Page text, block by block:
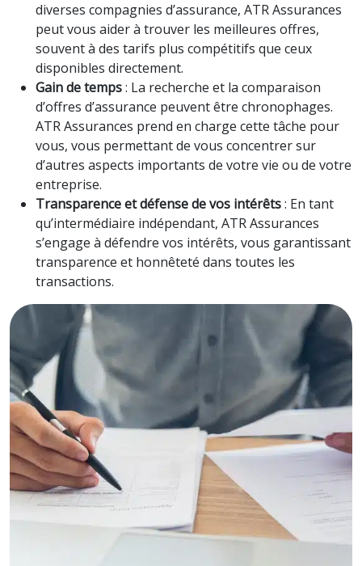
diverses compagnies d’assurance, ATR Assurances
peut vous aider à trouver les meilleures offres,
souvent à des tarifs plus compétitifs que ceux
disponibles directement.
Gain de temps: La recherche et la comparaison
d’offres d’assurance peuvent être chronophages.
ATR Assurances prend en charge cette tâche pour
vous, vous permettant de vous concentrer sur
d’autres aspects importants de votre vie ou de votre
entreprise.
Transparence et défense de vos intérêts: En tant
qu’intermédiaire indépendant, ATR Assurances
s’engage à défendre vos intérêts, vous garantissant
transparence et honnêteté dans toutes les
transactions.